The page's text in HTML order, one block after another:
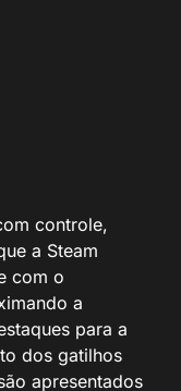
controle,
a Steam
com o
a
para a
dos gatilhos
apresentados